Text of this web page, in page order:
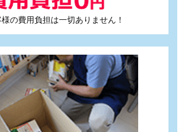
の費用負担は一切ありません！